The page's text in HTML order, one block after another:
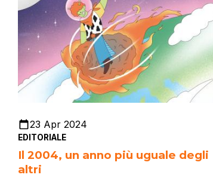
23 Apr 2024
EDITORIALE
Il 2004, un anno più uguale degli
altri